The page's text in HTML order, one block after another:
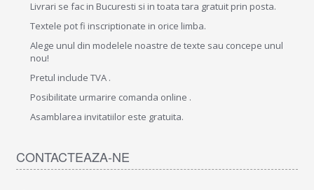
Livrari se fac in Bucuresti si in toata tara gratuit prin posta.
Textele pot fi inscriptionate in orice limba.
Alege unul din modelele noastre de texte sau concepe unul
nou!
Pretul include TVA .
Posibilitate urmarire comanda online .
Asamblarea invitatiilor este gratuita.
CONTACTEAZA-NE